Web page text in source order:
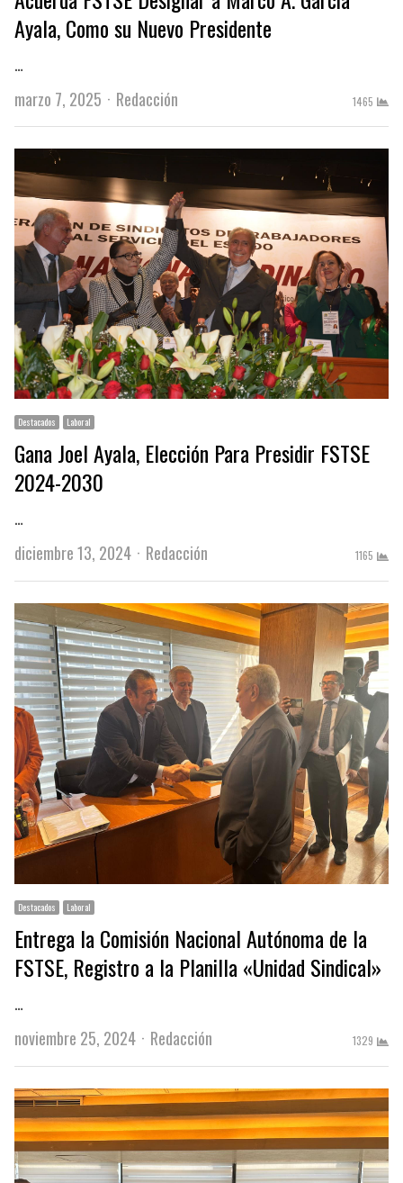
Ayala, Como su Nuevo Presidente
…
marzo 7, 2025
Author
Redacción 1465
Destacados Laboral
Gana Joel Ayala, Elección Para Presidir FSTSE
2024-2030
…
diciembre 13, 2024
Author
Redacción 1165
Destacados Laboral
Entrega la Comisión Nacional Autónoma de la
FSTSE, Registro a la Planilla «Unidad Sindical»
…
noviembre 25, 2024
Author
Redacción 1329